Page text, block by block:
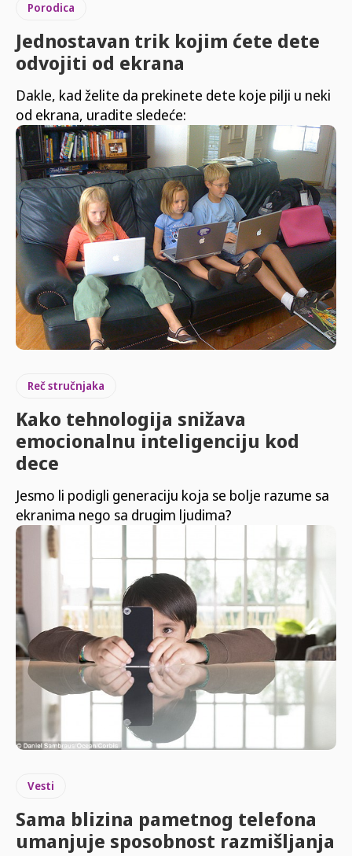
Porodica
Jednostavan trik kojim ćete dete
odvojiti od ekrana
Dakle, kad želite da prekinete dete koje pilji u neki
od ekrana, uradite sledeće:
Reč stručnjaka
Kako tehnologija snižava
emocionalnu inteligenciju kod
dece
Jesmo li podigli generaciju koja se bolje razume sa
ekranima nego sa drugim ljudima?
Vesti
Sama blizina pametnog telefona
umanjuje sposobnost razmišljanja